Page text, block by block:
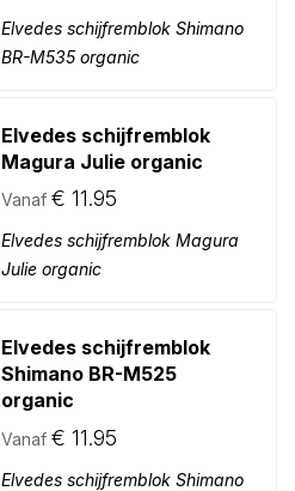
Elvedes schijfremblok Shimano
BR-M535 organic
Elvedes schijfremblok
Magura Julie organic
Vanaf € 11.95
Elvedes schijfremblok Magura
Julie organic
Elvedes schijfremblok
Shimano BR-M525
organic
Vanaf € 11.95
Elvedes schijfremblok Shimano